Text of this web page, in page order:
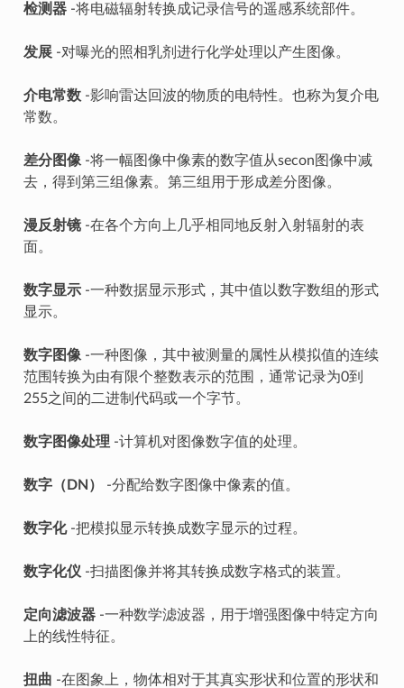
检测器-将电磁辐射转换成记录信号的遥感系统部件。
发展-对曝光的照相乳剂进行化学处理以产生图像。
介电常数-影响雷达回波的物质的电特性。也称为复介电
常数。
差分图像 -将一幅图像中像素的数字值从secon图像中减
去，得到第三组像素。第三组用于形成差分图像。
漫反射镜-在各个方向上几乎相同地反射入射辐射的表
面。
数字显示-一种数据显示形式，其中值以数字数组的形式
显示。
数字图像 -一种图像，其中被测量的属性从模拟值的连续
范围转换为由有限个整数表示的范围，通常记录为0到
255之间的二进制代码或一个字节。
数字图像处理 -计算机对图像数字值的处理。
数字（DN） -分配给数字图像中像素的值。
数字化-把模拟显示转换成数字显示的过程。
数字化仪 -扫描图像并将其转换成数字格式的装置。
定向滤波器-一种数学滤波器，用于增强图像中特定方向
上的线性特征。
扭曲 -在图象上，物体相对于其真实形状和位置的形状和